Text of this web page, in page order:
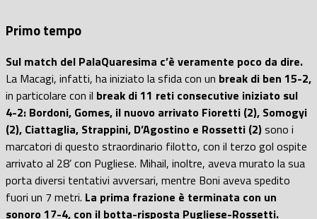
Primo tempo
Sul match del PalaQuaresima c’è veramente poco da dire.
La Macagi, infatti, ha iniziato la sfida con un break di ben 15-2,
in particolare con il break di 11 reti consecutive iniziato sul
4-2: Bordoni, Gomes, il nuovo arrivato Fioretti (2), Somogyi
(2), Ciattaglia, Strappini, D’Agostino e Rossetti (2)sono i
marcatori di questo straordinario filotto, con il terzo gol ospite
arrivato al 28’ con Pugliese. Mihail, inoltre, aveva murato la sua
porta diversi tentativi avversari, mentre Boni aveva spedito
fuori un 7 metri. La prima frazione è terminata con un
sonoro 17-4, con il botta-risposta Pugliese-Rossetti.